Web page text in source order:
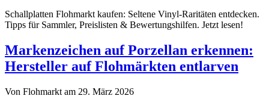
Schallplatten Flohmarkt kaufen: Seltene Vinyl-Raritäten entdecken.
Tipps für Sammler, Preislisten & Bewertungshilfen. Jetzt lesen!
Markenzeichen auf Porzellan erkennen:
Hersteller auf Flohmärkten entlarven
Von Flohmarkt am 29. März 2026